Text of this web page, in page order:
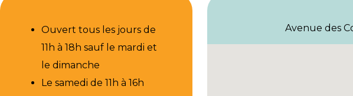
Ouvert tous les jours de
11h à 18h sauf le mardi et
le dimanche
Le samedi de 11h à 16h
Avenue des